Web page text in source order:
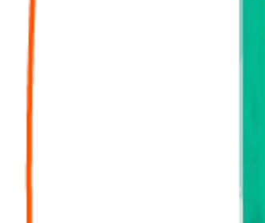
Saisissez vos factures, suivez votre trésorerie et